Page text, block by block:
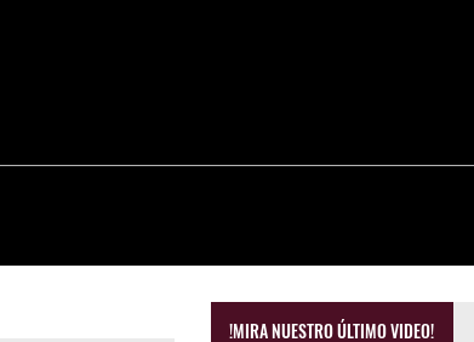
!MIRA NUESTRO ÚLTIMO VIDEO!